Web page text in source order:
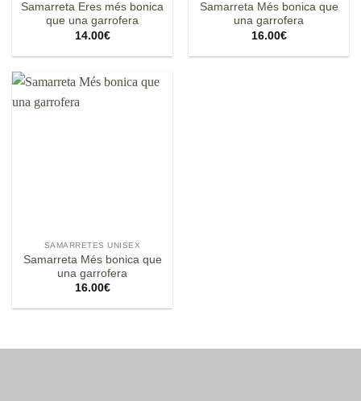
Samarreta Eres més bonica
que una garrofera
14.00€
Samarreta Més bonica que
una garrofera
16.00€
SAMARRETES UNISEX
Samarreta Més bonica que
una garrofera
16.00€